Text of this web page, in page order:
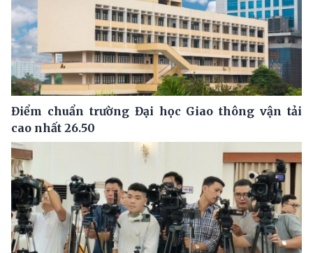
Điểm chuẩn trường Đại học Giao thông vận tải
cao nhất 26.50